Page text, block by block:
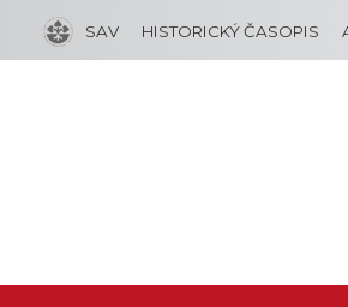
SAV HISTORICKÝ ČASOPIS